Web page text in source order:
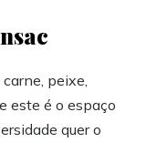
peixe,
este é o espaço
quer o